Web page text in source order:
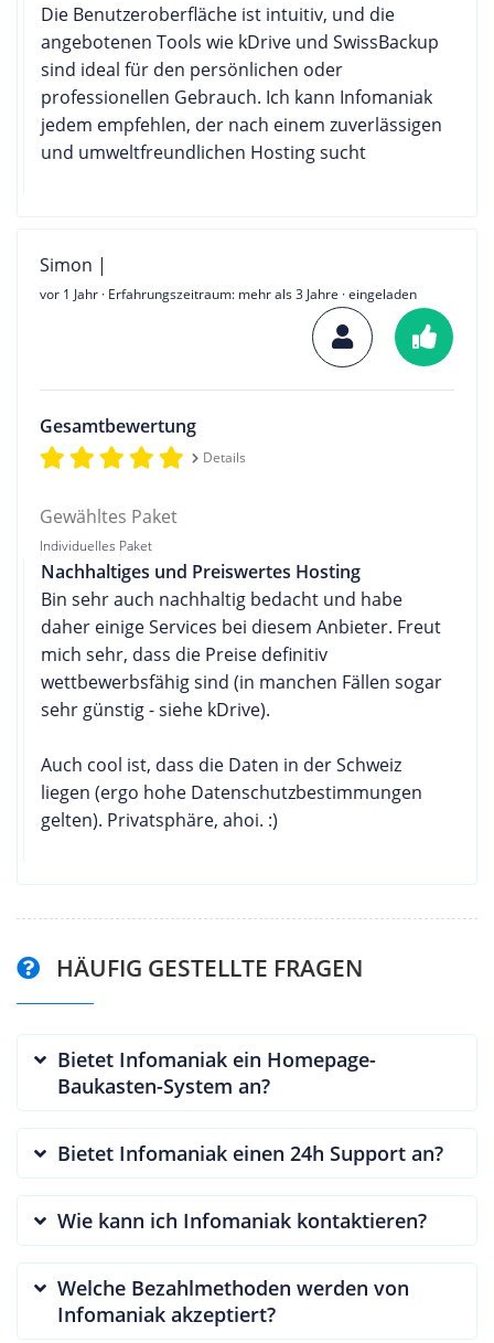
Die Benutzeroberfläche ist intuitiv, und die
angebotenen Tools wie kDrive und SwissBackup
sind ideal für den persönlichen oder
professionellen Gebrauch. Ich kann Infomaniak
jedem empfehlen, der nach einem zuverlässigen
und umweltfreundlichen Hosting sucht
Simon |
vor 1 Jahr · Erfahrungszeitraum: mehr als 3 Jahre · eingeladen
Gesamtbewertung
Details
Gewähltes Paket
Individuelles Paket
Nachhaltiges und Preiswertes Hosting
Bin sehr auch nachhaltig bedacht und habe
daher einige Services bei diesem Anbieter. Freut
mich sehr, dass die Preise definitiv
wettbewerbsfähig sind (in manchen Fällen sogar
sehr günstig - siehe kDrive).
Auch cool ist, dass die Daten in der Schweiz
liegen (ergo hohe Datenschutzbestimmungen
gelten). Privatsphäre, ahoi. :)
HÄUFIG GESTELLTE FRAGEN
Bietet Infomaniak ein Homepage-
Baukasten-System an?
Bietet Infomaniak einen 24h Support an?
Wie kann ich Infomaniak kontaktieren?
Welche Bezahlmethoden werden von
Infomaniak akzeptiert?